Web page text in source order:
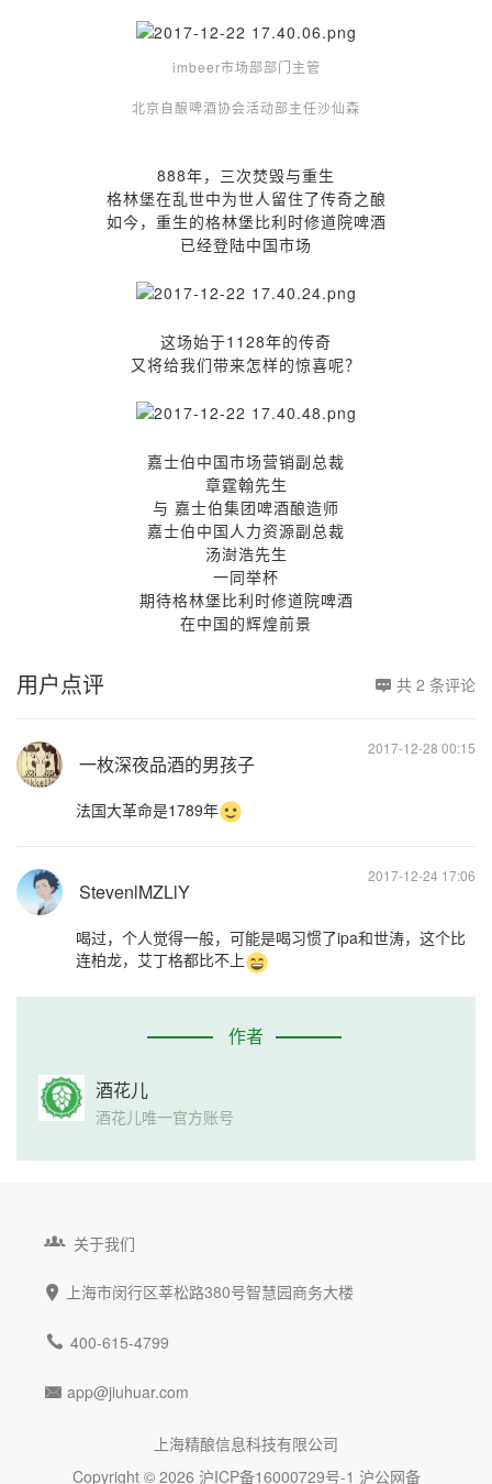
imbeer市场部部门主管
北京自酿啤酒协会活动部主任沙仙森
888年，三次焚毁与重生
格林堡在乱世中为世人留住了传奇之酿
如今，重生的格林堡比利时修道院啤酒
已经登陆中国市场
这场始于1128年的传奇
又将给我们带来怎样的惊喜呢？
嘉士伯中国市场营销副总裁
章霆翰先生
与 嘉士伯集团啤酒酿造师
嘉士伯中国人力资源副总裁
汤澍浩先生
一同举杯
期待格林堡比利时修道院啤酒
在中国的辉煌前景
用户点评  共 2 条评论
一枚深夜品酒的男孩子
2017-12-28 00:15
法国大革命是1789年
StevenlMZLlY
2017-12-24 17:06
喝过，个人觉得一般，可能是喝习惯了ipa和世涛，这个比
连柏龙，艾丁格都比不上
作者
酒花儿
酒花儿唯一官方账号
 关于我们
 上海市闵行区莘松路380号智慧园商务大楼
 400-615-4799
 app@jiuhuar.com
上海精酿信息科技有限公司
Copyright © 2026 沪ICP备16000729号-1 沪公网备